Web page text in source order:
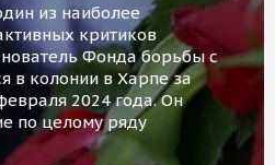
из наиболее
критиков
Фонда борьбы с
в колонии в Харпе за
2024 года. Он
по целому ряду